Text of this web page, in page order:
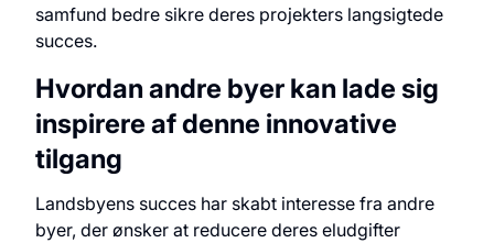
samfund bedre sikre deres projekters langsigtede
succes.
Hvordan andre byer kan lade sig
inspirere af denne innovative
tilgang
Landsbyens succes har skabt interesse fra andre
byer, der ønsker at reducere deres eludgifter